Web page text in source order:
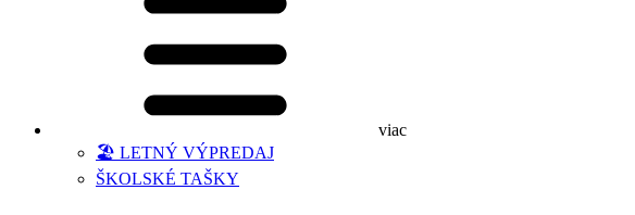
viac
🏖️ LETNÝ VÝPREDAJ
ŠKOLSKÉ TAŠKY